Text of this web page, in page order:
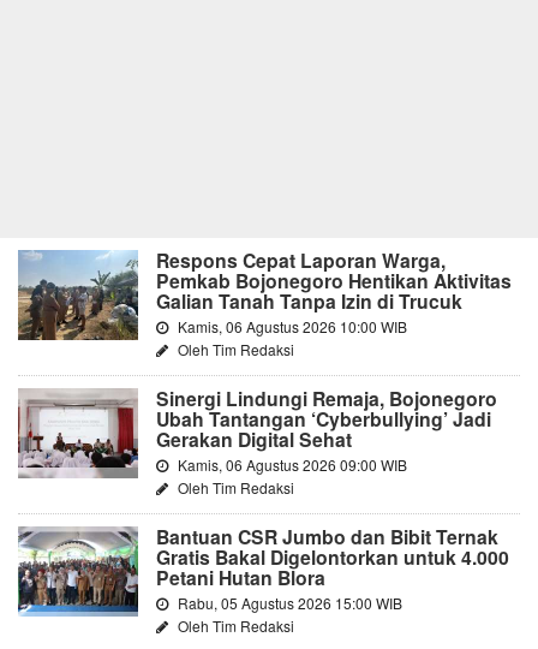
Respons Cepat Laporan Warga,
Pemkab Bojonegoro Hentikan Aktivitas
Galian Tanah Tanpa Izin di Trucuk
Kamis, 06 Agustus 2026 10:00 WIB
Oleh Tim Redaksi
Sinergi Lindungi Remaja, Bojonegoro
Ubah Tantangan ‘Cyberbullying’ Jadi
Gerakan Digital Sehat
Kamis, 06 Agustus 2026 09:00 WIB
Oleh Tim Redaksi
Bantuan CSR Jumbo dan Bibit Ternak
Gratis Bakal Digelontorkan untuk 4.000
Petani Hutan Blora
Rabu, 05 Agustus 2026 15:00 WIB
Oleh Tim Redaksi